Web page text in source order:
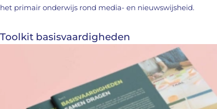
het primair onderwijs rond media- en nieuwswijsheid.
Toolkit basisvaardigheden